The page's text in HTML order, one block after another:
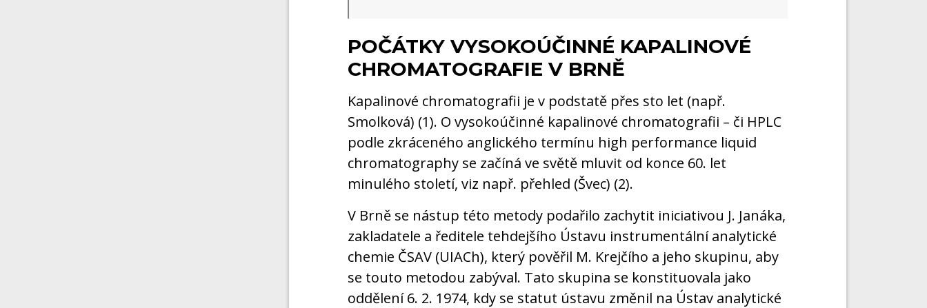
POČÁTKY VYSOKOÚČINNÉ KAPALINOVÉ
CHROMATOGRAFIE V BRNĚ
Kapalinové chromatografii je v podstatě přes sto let (např.
Smolková) (1). O vysokoúčinné kapalinové chromatografii – či HPLC
podle zkráceného anglického termínu high performance liquid
chromatography se začíná ve světě mluvit od konce 60. let
minulého století, viz např. přehled (Švec) (2).
V Brně se nástup této metody podařilo zachytit iniciativou J. Janáka,
zakladatele a ředitele tehdejšího Ústavu instrumentální analytické
chemie ČSAV (UIACh), který pověřil M. Krejčího a jeho skupinu, aby
se touto metodou zabýval. Tato skupina se konstituovala jako
oddělení 6. 2. 1974, kdy se statut ústavu změnil na Ústav analytické